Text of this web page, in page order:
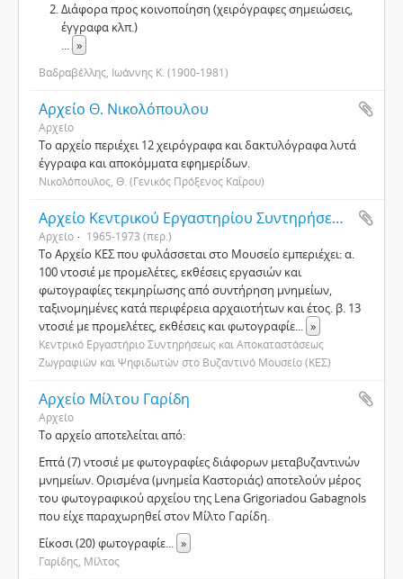
Διάφορα προς κοινοποίηση (χειρόγραφες σημειώσεις,
έγγραφα κλπ.)
... »
Βαδραβέλλης, Ιωάννης Κ. (1900-1981)
Αρχείο Θ. Νικολόπουλου
Αρχείο
Το αρχείο περιέχει 12 χειρόγραφα και δακτυλόγραφα λυτά
έγγραφα και αποκόμματα εφημερίδων.
Νικολόπουλος, Θ. (Γενικός Πρόξενος Καΐρου)
Αρχείο Κεντρικού Εργαστηρίου Συντηρήσεως και Αποκαταστάσεως Ζωγραφιών και Ψηφιδωτών (ΚΕΣ)
Αρχείο 1965-1973 (περ.)
Το Αρχείο ΚΕΣ που φυλάσσεται στο Μουσείο εμπεριέχει: α.
100 ντοσιέ με προμελέτες, εκθέσεις εργασιών και
φωτογραφίες τεκμηρίωσης από συντήρηση μνημείων,
ταξινομημένες κατά περιφέρεια αρχαιοτήτων και έτος. β. 13
ντοσιέ με προμελέτες, εκθέσεις και φωτογραφίε... »
Κεντρικό Εργαστήριο Συντηρήσεως και Αποκαταστάσεως
Ζωγραφιών και Ψηφιδωτών στο Βυζαντινό Μουσείο (ΚΕΣ)
Αρχείο Μίλτου Γαρίδη
Αρχείο
Το αρχείο αποτελείται από:
Επτά (7) ντοσιέ με φωτογραφίες διάφορων μεταβυζαντινών
μνημείων. Ορισμένα (μνημεία Καστοριάς) αποτελούν μέρος
του φωτογραφικού αρχείου της Lena Grigoriadou Gabagnols
που είχε παραχωρηθεί στον Μίλτο Γαρίδη.
Είκοσι (20) φωτογραφίε... »
Γαρίδης, Μίλτος